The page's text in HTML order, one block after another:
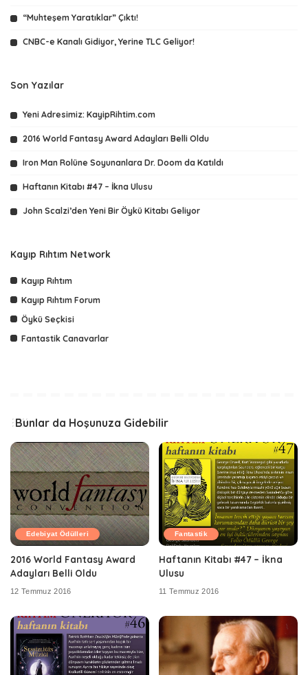
“Muhteşem Yaratıklar” Çıktı!
CNBC-e Kanalı Gidiyor, Yerine TLC Geliyor!
Son Yazılar
Yeni Adresimiz: KayipRihtim.com
2016 World Fantasy Award Adayları Belli Oldu
Iron Man Rolüne Soyunanlara Dr. Doom da Katıldı
Haftanın Kitabı #47 – İkna Ulusu
John Scalzi’den Yeni Bir Öykü Kitabı Geliyor
Kayıp Rıhtım Network
Kayıp Rıhtım
Kayıp Rıhtım Forum
Öykü Seçkisi
Fantastik Canavarlar
Bunlar da Hoşunuza Gidebilir
Edebiyat Ödülleri
2016 World Fantasy Award
Adayları Belli Oldu
12 Temmuz 2016
Fantastik
Haftanın Kitabı #47 – İkna
Ulusu
11 Temmuz 2016